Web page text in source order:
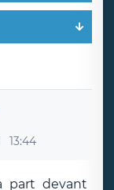
13:44
part devant